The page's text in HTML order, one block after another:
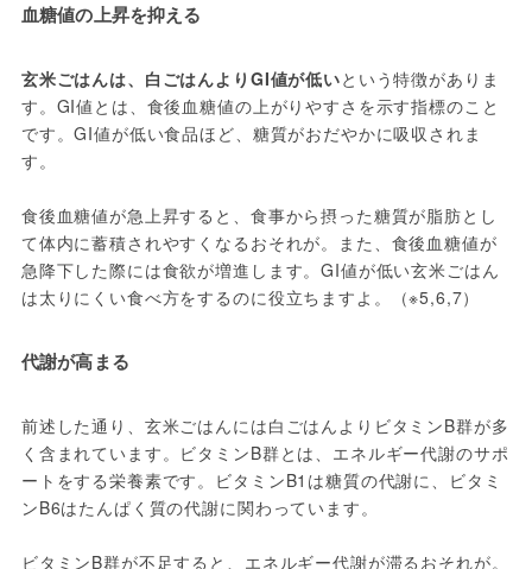
血糖値の上昇を抑える
玄米ごはんは、白ごはんよりGI値が低いという特徴がありま
す。GI値とは、食後血糖値の上がりやすさを示す指標のこと
です。GI値が低い食品ほど、糖質がおだやかに吸収されま
す。
食後血糖値が急上昇すると、食事から摂った糖質が脂肪とし
て体内に蓄積されやすくなるおそれが。また、食後血糖値が
急降下した際には食欲が増進します。GI値が低い玄米ごはん
は太りにくい食べ方をするのに役立ちますよ。（※5,6,7）
代謝が高まる
前述した通り、玄米ごはんには白ごはんよりビタミンB群が多
く含まれています。ビタミンB群とは、エネルギー代謝のサポ
ートをする栄養素です。ビタミンB1は糖質の代謝に、ビタミ
ンB6はたんぱく質の代謝に関わっています。
ビタミンB群が不足すると、エネルギー代謝が滞るおそれが。